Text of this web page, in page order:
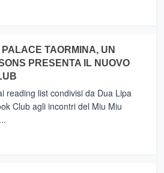
PALACE TAORMINA, UN
PRESENTA IL NUOVO
reading list condivisi da Dua Lipa
Club agli incontri del Miu Miu